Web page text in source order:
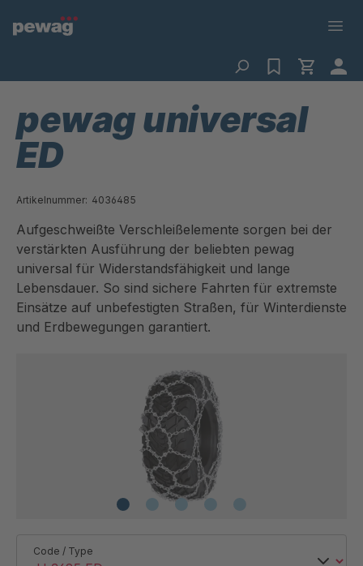
pewag universal
ED
Artikelnummer: 4036485
Aufgeschweißte Verschleißelemente sorgen bei der
verstärkten Ausführung der beliebten pewag
universal für Widerstandsfähigkeit und lange
Lebensdauer. So sind sichere Fahrten für extremste
Einsätze auf unbefestigten Straßen, für Winterdienste
und Erdbewegungen garantiert.
Code / Type